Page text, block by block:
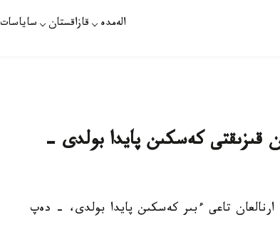
الەمدە قازاقستان ساياسات
قىزىقتى كەسكىن پايدا بولدى -
ارنالعان تاعى ءبىر كەسكىن پايدا بولدى، - دەپ